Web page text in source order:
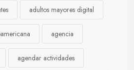
adultos mayores digital
agencia
agendar actividades